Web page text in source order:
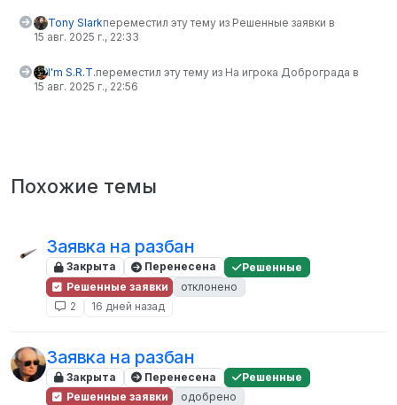
Tony Slarkпереместил эту тему из Решенные заявки в
15 авг. 2025 г., 22:33
I'm S.R.T.переместил эту тему из На игрока Доброграда в
15 авг. 2025 г., 22:56
Похожие темы
Заявка на разбан
Закрыта Перенесена
Решенные
Решенные заявки
отклонено
2
16 дней назад
Заявка на разбан
Закрыта Перенесена
Решенные
Решенные заявки
одобрено